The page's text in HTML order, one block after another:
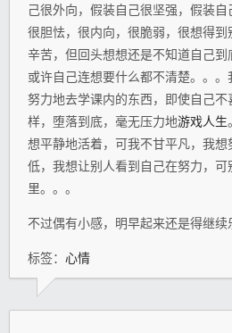
己很外向，假装自己很坚强，假装
很胆怯，很内向，很脆弱，很想得
辛苦，但回头想想还是不知道自己
或许自己连想要什么都不清楚。。
努力地去学课内的东西，即使自己
样，堕落到底，毫无压力地游戏人生
想平静地活着，可我不甘平凡，我
低，我想让别人看到自己在努力，可
里。。。
不过偶有小感，明早起来还是得继续
标签： 心情